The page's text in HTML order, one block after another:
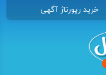
خرید رپورتاژ آگهی